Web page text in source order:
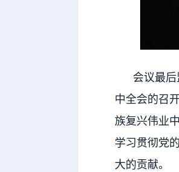
会议最后
中全会的召
族复兴伟业
学习贯彻党
大的贡献。